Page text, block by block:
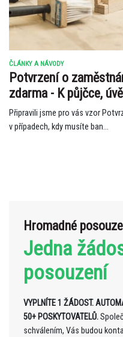
ČLÁNKY A NÁVODY
Potvrzení o
zdarma - K půjčce,
Připravili jsme pro vás vzor
v případech, kdy musíte ban...
Hromadné
Jedna
posouzení
VYPLNÍTE 1 ŽÁDOST.
50+ POSKYTOVATELŮ.
schválením, Vás budou